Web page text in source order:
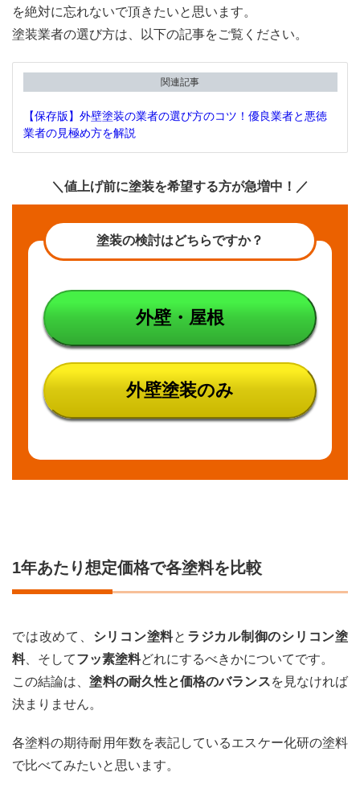
と思
ら
3
年数
はほ
が発
てい
ない
素塗
料の
中に
は種
類が
ある
め
たくな
い！」
と思っ
を絶対に忘れないで頂きたいと思います。
塗装業者の選び方は、以下の記事をご覧ください。
関連記事
【保存版】外壁塗装の業者の選び方のコツ！優良業者と悪徳
業者の見極め方を解説
＼値上げ前に塗装を希望する方が急増中！／
塗装の検討はどちらですか？
外壁・屋根
外壁塗装のみ
1年あたり想定価格で各塗料を比較
では改めて、 シリコン塗料と ラジカル制御のシリコン塗
料、そしてフッ素塗料どれにするべきかについてです。
この結論は、塗料の耐久性と価格のバランスを見なければ
決まりません。
各塗料の期待耐用年数を表記しているエスケー化研の塗料
で比べてみたいと思います。